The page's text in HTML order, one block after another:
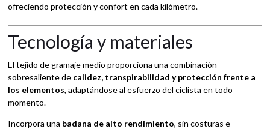
ofreciendo protección y confort en cada kilómetro.
Tecnología y materiales
El tejido de gramaje medio proporciona una combinación
sobresaliente de calidez, transpirabilidad y protección frente a
los elementos, adaptándose al esfuerzo del ciclista en todo
momento.
Incorpora una badana de alto rendimiento, sin costuras e